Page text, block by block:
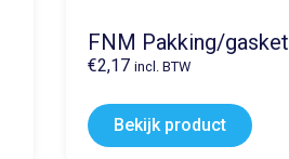
FNM Pakking/gasket
€2,17 incl. BTW
Bekijk product